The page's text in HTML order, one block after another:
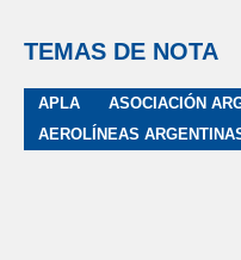
TEMAS DE NOTA
APLA
AEROLÍNEAS